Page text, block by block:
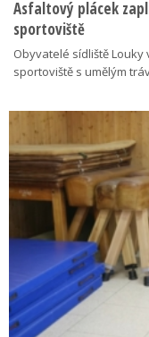
Asfaltový plácek
sportoviště
Obyvatelé sídliště
sportoviště s umělým